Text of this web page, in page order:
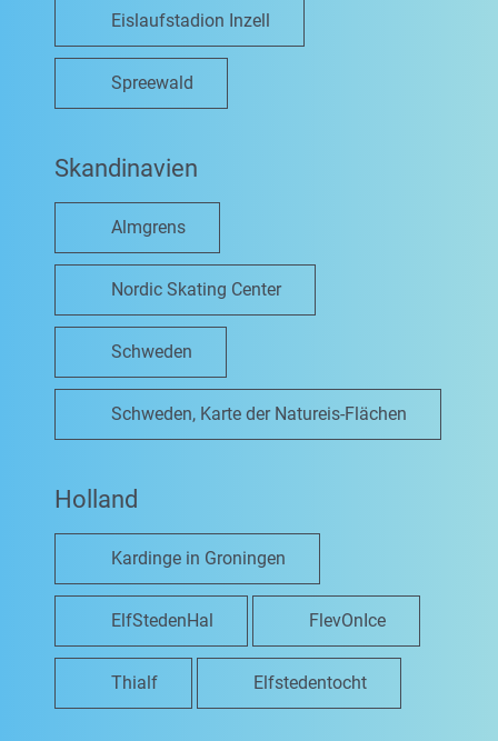
Eislaufstadion Inzell
Spreewald
Skandinavien
Almgrens
Nordic Skating Center
Schweden
Schweden, Karte der Natureis-Flächen
Holland
Kardinge in Groningen
ElfStedenHal FlevOnIce
Thialf Elfstedentocht